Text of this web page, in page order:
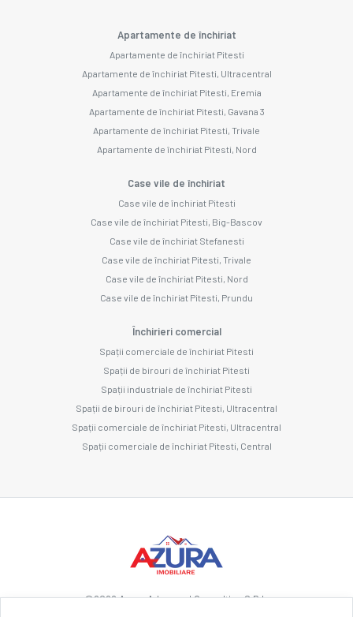
Apartamente de închiriat
Apartamente de închiriat Pitesti
Apartamente de închiriat Pitesti, Ultracentral
Apartamente de închiriat Pitesti, Eremia
Apartamente de închiriat Pitesti, Gavana 3
Apartamente de închiriat Pitesti, Trivale
Apartamente de închiriat Pitesti, Nord
Case vile de închiriat
Case vile de închiriat Pitesti
Case vile de închiriat Pitesti, Big-Bascov
Case vile de închiriat Stefanesti
Case vile de închiriat Pitesti, Trivale
Case vile de închiriat Pitesti, Nord
Case vile de închiriat Pitesti, Prundu
Închirieri comercial
Spații comerciale de închiriat Pitesti
Spații de birouri de închiriat Pitesti
Spații industriale de închiriat Pitesti
Spații de birouri de închiriat Pitesti, Ultracentral
Spații comerciale de închiriat Pitesti, Ultracentral
Spații comerciale de închiriat Pitesti, Central
©2026Azura Advanced Consulting S.R.L.